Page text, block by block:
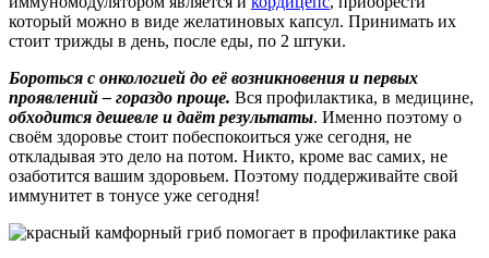
который можно в виде желатиновых капсул. Принимать их
стоит трижды в день, после еды, по 2 штуки.
Бороться с онкологией до её возникновения и первых
проявлений – гораздо проще. Вся профилактика, в медицине,
обходится дешевле и даёт результаты. Именно поэтому о
своём здоровье стоит побеспокоиться уже сегодня, не
откладывая это дело на потом. Никто, кроме вас самих, не
озаботится вашим здоровьем. Поэтому поддерживайте свой
иммунитет в тонусе уже сегодня!